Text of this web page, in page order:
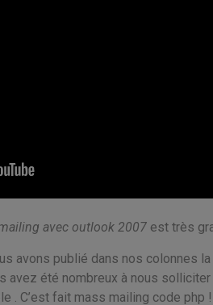
avec outlook 2007 est très
avons publié dans nos colonnes
avez été nombreux à nous
. C’est fait mass mailing code